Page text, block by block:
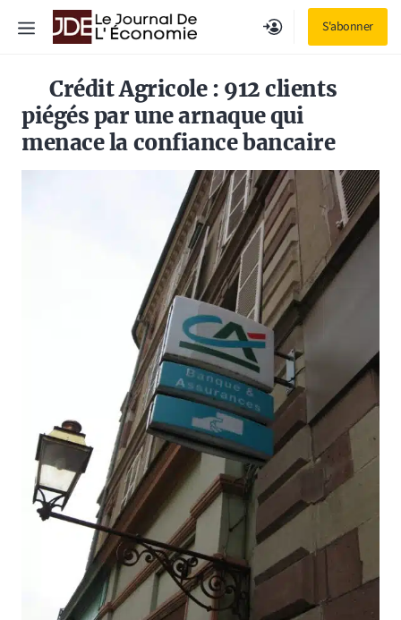
S'abonner
Menu
Crédit Agricole : 912 clients
piégés par une arnaque qui
menace la confiance bancaire